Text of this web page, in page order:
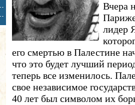
Вчера
лидер
его смертью в Палестине
что это будет лучший
теперь все изменилось.
свое независимое
40 лет был символом их